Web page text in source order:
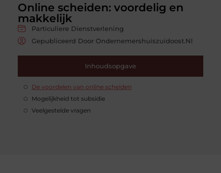
Online scheiden: voordelig en
makkelijk
Particuliere Dienstverlening
Gepubliceerd Door Ondernemershuiszuidoost.nl
Inhoudsopgave
De voordelen van online scheiden
Mogelijkheid tot subsidie
Veelgestelde vragen